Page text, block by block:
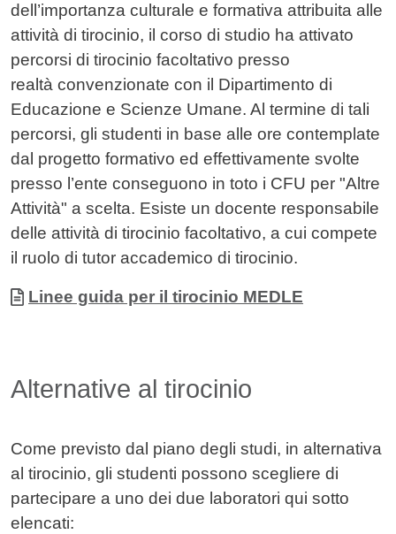
dell’importanza culturale e formativa attribuita alle
attività di tirocinio, il corso di studio ha attivato
percorsi di tirocinio facoltativo presso
realtà convenzionate con il Dipartimento di
Educazione e Scienze Umane. Al termine di tali
percorsi, gli studenti in base alle ore contemplate
dal progetto formativo ed effettivamente svolte
presso l’ente conseguono in toto i CFU per "Altre
Attività" a scelta. Esiste un docente responsabile
delle attività di tirocinio facoltativo, a cui compete
il ruolo di tutor accademico di tirocinio.
Allegati
Document
Linee guida per il tirocinio MEDLE
Alternative al tirocinio
Come previsto dal piano degli studi, in alternativa
al tirocinio, gli studenti possono scegliere di
partecipare a uno dei due laboratori qui sotto
elencati: